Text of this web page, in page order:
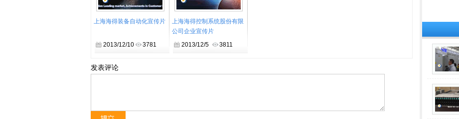
上海海得装备自动化宣传片
2013/12/10 3781
上海海得控制系统股份有限
公司企业宣传片
2013/12/5
3811
发表评论